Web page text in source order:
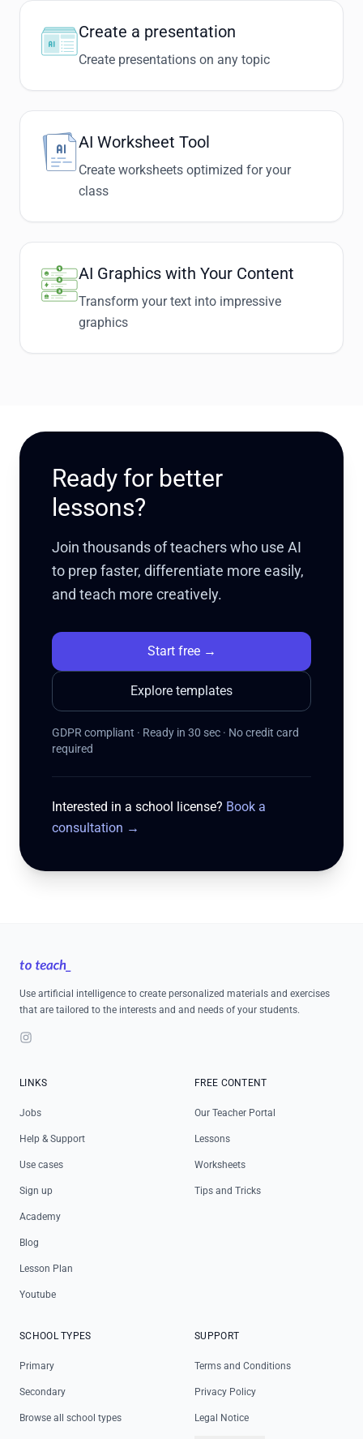
Create a presentation
Create presentations on any topic
AI Worksheet Tool
Create worksheets optimized for your
class
AI Graphics with Your Content
Transform your text into impressive
graphics
Ready for better
lessons?
Join thousands of teachers who use AI
to prep faster, differentiate more easily,
and teach more creatively.
Start free→
Explore templates
GDPR compliant · Ready in 30 sec · No credit card
required
Interested in a school license? Book a
consultation →
Use artificial intelligence to create personalized materials and exercises
that are tailored to the interests and and needs of your students.
Instagram
LINKS
Jobs
Help & Support
Use cases
Sign up
Academy
Blog
Lesson Plan
Youtube
FREE CONTENT
Our Teacher Portal
Lessons
Worksheets
Tips and Tricks
SCHOOL TYPES
Primary
Secondary
Browse all school types
SUPPORT
Terms and Conditions
Privacy Policy
Legal Notice